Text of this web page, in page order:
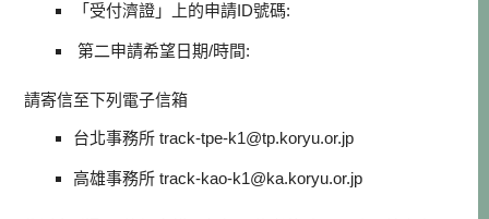
「受付濟證」上的申請ID號碼:
第二申請希望日期/時間:
請寄信至下列電子信箱
台北事務所 track-tpe-k1@tp.koryu.or.jp
高雄事務所 track-kao-k1@ka.koryu.or.jp